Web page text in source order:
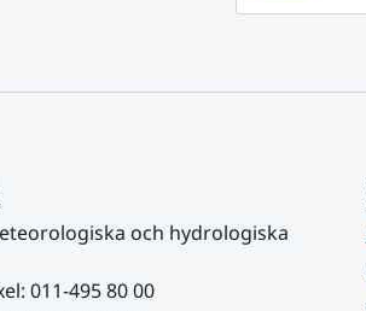
och hydrologiska
011-495 80 00